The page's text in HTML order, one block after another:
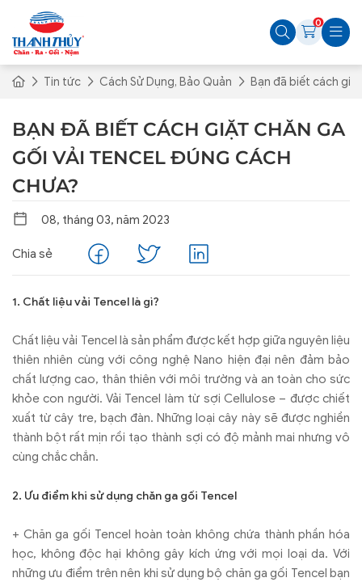
0
Tin tức Cách Sử Dụng, Bảo Quản Bạn đã biết cách
BẠN ĐÃ BIẾT CÁCH GIẶT CHĂN GA
GỐI VẢI TENCEL ĐÚNG CÁCH
CHƯA?
08, tháng 03, năm 2023
Chia sẻ
1. Chất liệu vải Tencel là gì?
Chất liệu vải Tencel là sản phẩm được kết hợp giữa nguyên liệu
thiên nhiên cùng với công nghệ Nano hiện đại nên đảm bảo
chất lượng cao, thân thiên với môi trường và an toàn cho sức
khỏe con người. Vải Tencel làm từ sợi Cellulose – được chiết
xuất từ cây tre, bạch đàn. Những loại cây này sẽ được nghiền
thành bột rất mịn rồi tạo thành sợi có độ mảnh mai nhưng vô
cùng chắc chắn.
2. Ưu điểm khi sử dụng chăn ga gối Tencel
+ Chăn ga gối Tencel hoàn toàn không chứa thành phần hóa
học, không độc hại không gây kích ứng với mọi loại da. Với
những ưu điểm trên nên khi sử dụng bộ chăn ga gối Tencel bạn